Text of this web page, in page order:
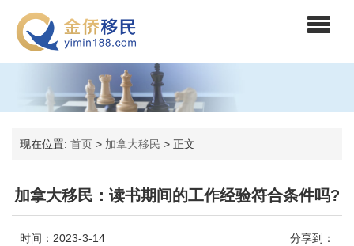
现在位置: 首页 > 加拿大移民 > 正文
加拿大移民：读书期间的工作经验符合条件吗?
时间：2023-3-14 分享到：